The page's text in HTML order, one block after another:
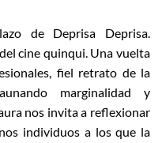
de Deprisa Deprisa.
cine quinqui. Una vuelta
fiel retrato de la
marginalidad y
nos invita a reflexionar
individuos a los que la